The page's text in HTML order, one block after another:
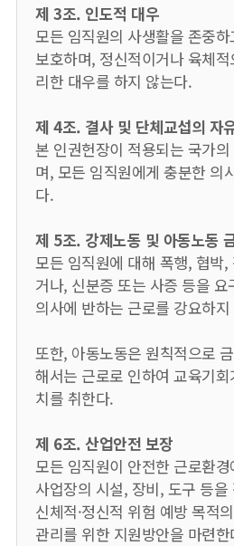
제 3조. 인도적 대우
모든 임직원의 사생활을 존중
보호하며, 정신적이거나 육체
리한 대우를 하지 않는다.
제 4조. 결사 및 단체교섭의 자
본 인권헌장이 적용되는 국가
며, 모든 임직원에게 충분한 의
다.
제 5조. 강제노동 및 아동노동
모든 임직원에 대해 폭행, 협박
거나, 신분증 또는 사증 등을
의사에 반하는 근로를 강요하
또한, 아동노동은 원칙적으로
해서는 근로로 인하여 교육기
치를 취한다.
제 6조. 산업안전 보장
모든 임직원이 안전한 근로환
사업장의 시설, 장비, 도구 등
신체적·정신적 위험 예방 목적
관리를 위한 지원방안을 마련한